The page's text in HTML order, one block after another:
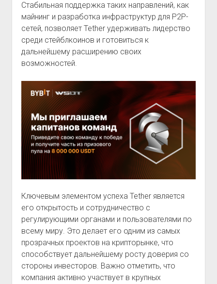
Стабильная поддержка таких направлений, как
майнинг и разработка инфраструктур для P2P-
сетей, позволяет Tether удерживать лидерство
среди стейблкоинов и готовиться к
дальнейшему расширению своих
возможностей​.
Ключевым элементом успеха Tether является
его открытость и сотрудничество с
регулирующими органами и пользователями по
всему миру. Это делает его одним из самых
прозрачных проектов на крипторынке, что
способствует дальнейшему росту доверия со
стороны инвесторов. Важно отметить, что
компания активно участвует в крупных